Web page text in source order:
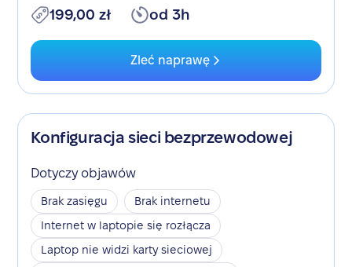
199,00 zł od 3h
Zleć naprawę
Konfiguracja sieci bezprzewodowej
Dotyczy objawów
Brak zasięgu
Brak internetu
Internet w laptopie się rozłącza
Laptop nie widzi karty sieciowej